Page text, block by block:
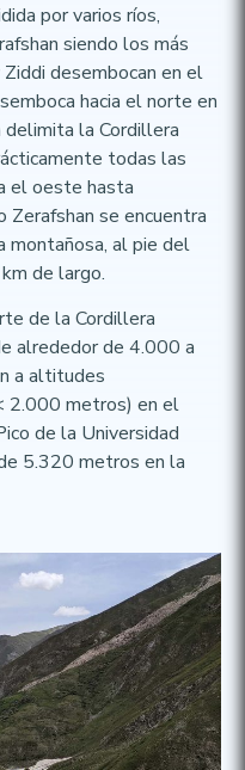
por varios ríos,
siendo los más
desembocan en el
hacia el norte en
delimita la Cordillera
todas las
el oeste hasta
Zerafshan se encuentra
montañosa, al pie del
de largo.
de la Cordillera
alrededor de 4.000 a
a altitudes
2.000 metros) en el
de la Universidad
5.320 metros en la